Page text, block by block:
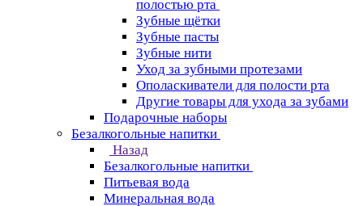
полостью рта
Зубные щётки
Зубные пасты
Зубные нити
Уход за зубными протезами
Ополаскиватели для полости рта
Другие товары для ухода за зубами
Подарочные наборы
Безалкогольные напитки
Назад
Безалкогольные напитки
Питьевая вода
Минеральная вода